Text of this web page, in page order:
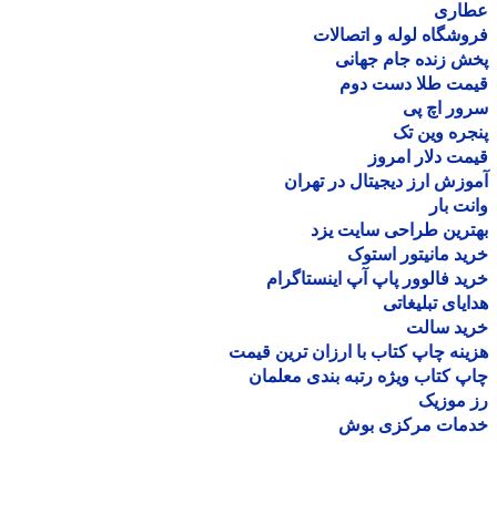
لوله و اتصالات
زنده جام جهانی
طلا دست دوم
اچ پی
وین تک
دلار امروز
ارز دیجیتال در تهران
بار
طراحی سایت یزد
مانیتور استوک
فالوور پاپ آپ اینستاگرام
تبلیغاتی
سالت
چاپ کتاب با ارزان ترین قیمت
کتاب ویژه رتبه بندی معلمان
موزیک
مرکزی بوش